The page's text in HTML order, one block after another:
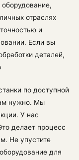
отраслях
и
Если вы
деталей,
по доступной
нужно. Мы
У нас
делает процесс
Не упустите
для